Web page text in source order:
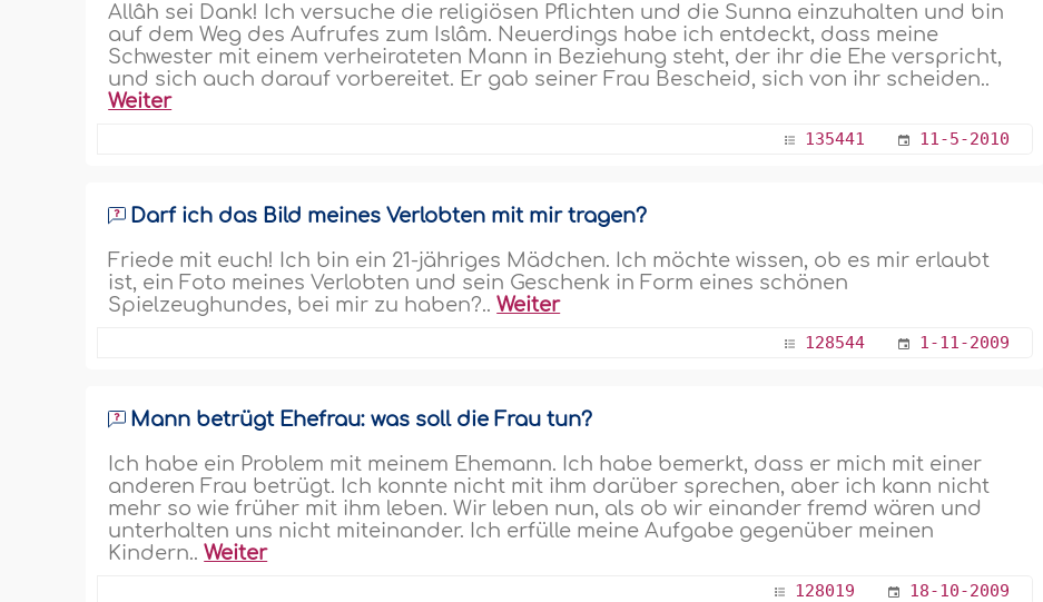
Allâh sei Dank! Ich versuche die religiösen Pflichten und die Sunna einzuhalten und bin
auf dem Weg des Aufrufes zum Islâm. Neuerdings habe ich entdeckt, dass meine
Schwester mit einem verheirateten Mann in Beziehung steht, der ihr die Ehe verspricht,
und sich auch darauf vorbereitet. Er gab seiner Frau Bescheid, sich von ihr scheiden..
Weiter
135441 11-5-2010
Darf ich das Bild meines Verlobten mit mir tragen?
Friede mit euch! Ich bin ein 21-jähriges Mädchen. Ich möchte wissen, ob es mir erlaubt
ist, ein Foto meines Verlobten und sein Geschenk in Form eines schönen
Spielzeughundes, bei mir zu haben?..Weiter
128544 1-11-2009
Mann betrügt Ehefrau: was soll die Frau tun?
Ich habe ein Problem mit meinem Ehemann. Ich habe bemerkt, dass er mich mit einer
anderen Frau betrügt. Ich konnte nicht mit ihm darüber sprechen, aber ich kann nicht
mehr so wie früher mit ihm leben. Wir leben nun, als ob wir einander fremd wären und
unterhalten uns nicht miteinander. Ich erfülle meine Aufgabe gegenüber meinen
Kindern..Weiter
128019 18-10-2009